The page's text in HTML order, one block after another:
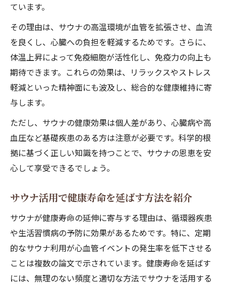
ています。
その理由は、サウナの高温環境が血管を拡張させ、血流
を良くし、心臓への負担を軽減するためです。さらに、
体温上昇によって免疫細胞が活性化し、免疫力の向上も
期待できます。これらの効果は、リラックスやストレス
軽減といった精神面にも波及し、総合的な健康維持に寄
与します。
ただし、サウナの健康効果は個人差があり、心臓病や高
血圧など基礎疾患のある方は注意が必要です。科学的根
拠に基づく正しい知識を持つことで、サウナの恩恵を安
心して享受できるでしょう。
サウナ活用で健康寿命を延ばす方法を紹介
サウナが健康寿命の延伸に寄与する理由は、循環器疾患
や生活習慣病の予防に効果があるためです。特に、定期
的なサウナ利用が心血管イベントの発生率を低下させる
ことは複数の論文で示されています。健康寿命を延ばす
には、無理のない頻度と適切な方法でサウナを活用する